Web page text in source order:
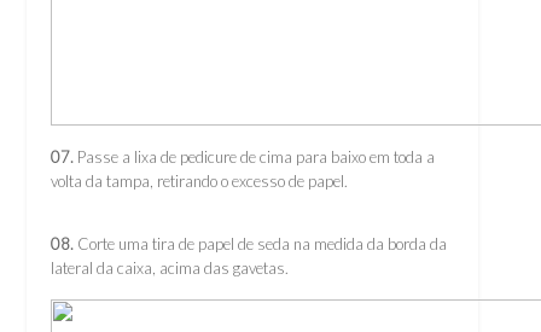
07. Passe a lixa de pedicure de cima para baixo em toda a
volta da tampa, retirando o excesso de papel.
08. Corte uma tira de papel de seda na medida da borda da
lateral da caixa, acima das gavetas.